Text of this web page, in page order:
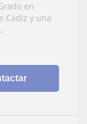
en
Cádiz y una